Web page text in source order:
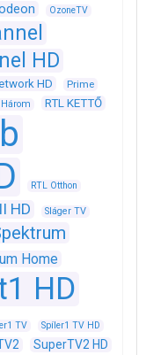
OzoneTV
HD
HD Prime
Három RTL KETTŐ
RTL Otthon
HD Sláger TV
Home
HD
TV
Spíler1 TV HD
SuperTV2 HD